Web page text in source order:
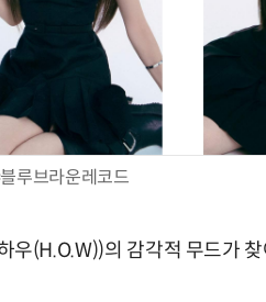
루브라운레코드
우(H.O.W))의 감각적 무드가